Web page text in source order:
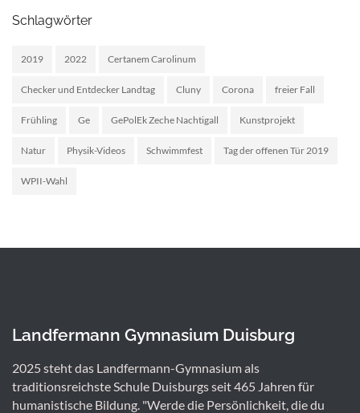
Schlagwörter
2019 2022 Certanem Carolinum
Checker und Entdecker Landtag Cluny Corona freier Fall
Frühling Ge GePolEk Zeche Nachtigall Kunstprojekt
Natur Physik-Videos Schwimmfest Tag der offenen Tür 2019
WPII-Wahl
Landfermann Gymnasium Duisburg
2025 steht das Landfermann-Gymnasium als
traditionsreichste Schule Duisburgs seit 465 Jahren für
humanistische Bildung. "Werde die Persönlichkeit, die du